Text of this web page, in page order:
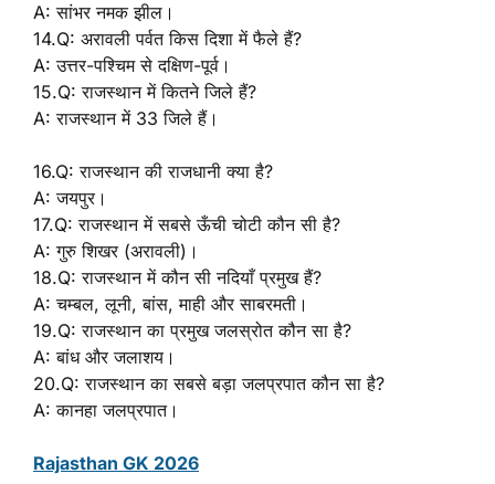
A: सांभर नमक झील।
14.Q: अरावली पर्वत किस दिशा में फैले हैं?
A: उत्तर-पश्चिम से दक्षिण-पूर्व।
15.Q: राजस्थान में कितने जिले हैं?
A: राजस्थान में 33 जिले हैं।
16.Q: राजस्थान की राजधानी क्या है?
A: जयपुर।
17.Q: राजस्थान में सबसे ऊँची चोटी कौन सी है?
A: गुरु शिखर (अरावली)।
18.Q: राजस्थान में कौन सी नदियाँ प्रमुख हैं?
A: चम्बल, लूनी, बांस, माही और साबरमती।
19.Q: राजस्थान का प्रमुख जलस्रोत कौन सा है?
A: बांध और जलाशय।
20.Q: राजस्थान का सबसे बड़ा जलप्रपात कौन सा है?
A: कानहा जलप्रपात।
Rajasthan GK 2026